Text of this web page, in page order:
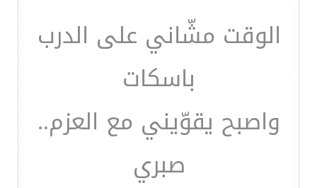
الوقت مشّاني على الدرب
باسكات
واصبح يقوّيني مع العزم..
صبري